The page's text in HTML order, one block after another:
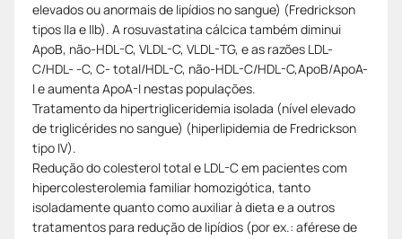
elevados ou anormais de lipídios no sangue) (Fredrickson
tipos IIa e IIb). A rosuvastatina cálcica também diminui
ApoB, não-HDL-C, VLDL-C, VLDL-TG, e as razões LDL-
C/HDL- -C, C- total/HDL-C, não-HDL-C/HDL-C,ApoB/ApoA-
I e aumenta ApoA-I nestas populações.
Tratamento da hipertrigliceridemia isolada (nível elevado
de triglicérides no sangue) (hiperlipidemia de Fredrickson
tipo IV).
Redução do colesterol total e LDL-C em pacientes com
hipercolesterolemia familiar homozigótica, tanto
isoladamente quanto como auxiliar à dieta e a outros
tratamentos para redução de lipídios (por ex.: aférese de